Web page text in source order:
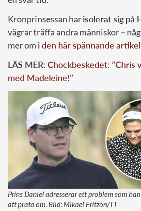
Kronprinsessan harisolerat sig på
vägrar träffa andra människor –
mer om i den här spännande
LÄS MER: Chockbeskedet: ”Chris
med Madeleine!”
Prins Daniel adresserar ett problem som
att prata om. Bild: Mikael Fritzon/TT